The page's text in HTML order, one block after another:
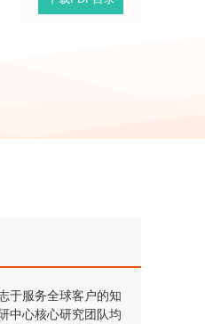
于服务全球客户的知
中心核心研究团队均